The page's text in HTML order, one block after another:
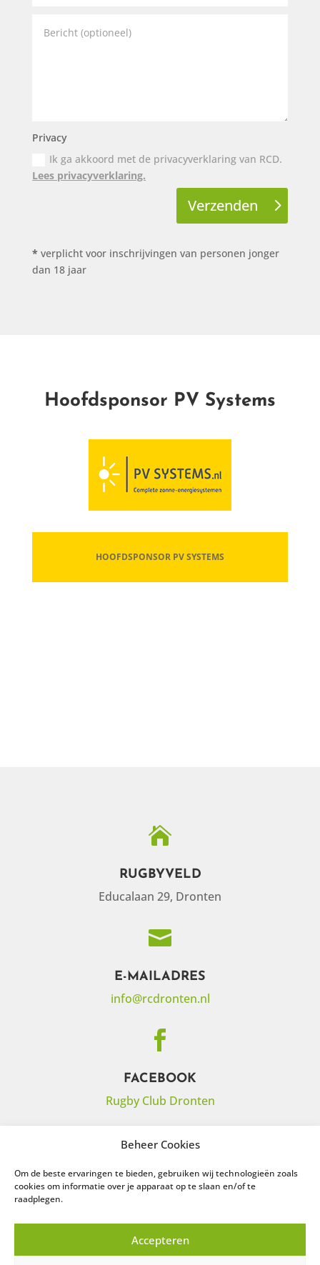
Beheer Cookies
Om de beste ervaringen te bieden, gebruiken wij technologieën zoals
cookies om informatie over je apparaat op te slaan en/of te
raadplegen.
Accepteren
Privacy
Ik ga akkoord met de privacyverklaring van RCD.
Lees privacyverklaring.
Verzenden
* verplicht voor inschrijvingen van personen jonger
dan 18 jaar
Hoofdsponsor PV Systems
HOOFDSPONSOR PV SYSTEMS

RUGBYVELD
Educalaan 29, Dronten

E-MAILADRES
info@rcdronten.nl

FACEBOOK
Rugby Club Dronten

INSTAGRAM